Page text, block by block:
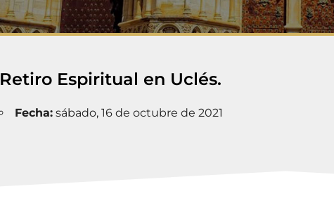
Retiro Espiritual en Uclés.
Fecha:sábado, 16 de octubre de 2021